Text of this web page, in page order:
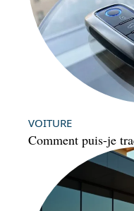
VOITURE
Comment puis-je